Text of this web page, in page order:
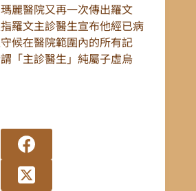
麗醫院又再一次傳出羅文
羅文主診醫生宣布他經已病
候在醫院範圍內的所有記
「主診醫生」純屬子虛烏